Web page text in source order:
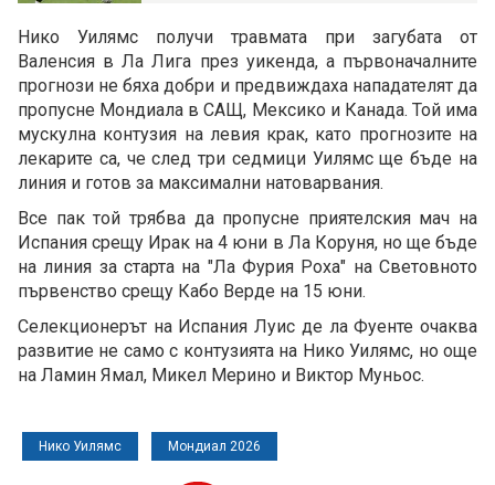
Нико Уилямс получи травмата при загубата от
Валенсия в Ла Лига през уикенда, а първоначалните
прогнози не бяха добри и предвиждаха нападателят да
пропусне Мондиала в САЩ, Мексико и Канада. Той има
мускулна контузия на левия крак, като прогнозите на
лекарите са, че след три седмици Уилямс ще бъде на
линия и готов за максимални натоварвания.
Все пак той трябва да пропусне приятелския мач на
Испания срещу Ирак на 4 юни в Ла Коруня, но ще бъде
на линия за старта на "Ла Фурия Роха" на Световното
първенство срещу Кабо Верде на 15 юни.
Селекционерът на Испания Луис де ла Фуенте очаква
развитие не само с контузията на Нико Уилямс, но още
на Ламин Ямал, Микел Мерино и Виктор Муньос.
Нико Уилямс Мондиал 2026